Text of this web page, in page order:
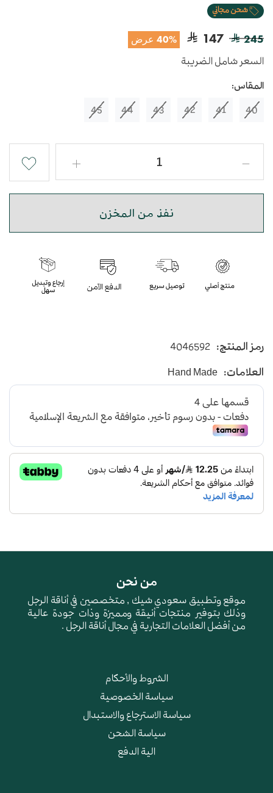
شحن مجاني
245
147 40% عرض
السعر شامل الضريبة
المقاس:
40
41
42
43
44
45
نفذ من المخزن
رمز المنتج: 4046592
العلامات: Hand Made
من نحن
موقع وتطبيق سعودي شيك , متخصصين في أناقة الرجل
وذلك بتوفير منتجات أنيقة ومميزة وذات جودة عالية
من أفضل العلامات التجارية في مجال أناقة الرجل .
الشروط والأحكام
سياسة الخصوصية
سياسة الاسترجاع والاستبدال
سياسة الشحن
الية الدفع